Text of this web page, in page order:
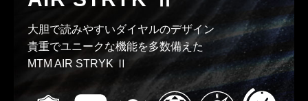
大胆で読みやすいダイヤルのデザイン
貴重でユニークな機能を多数備えた
MTM AIR STRYK Ⅱ